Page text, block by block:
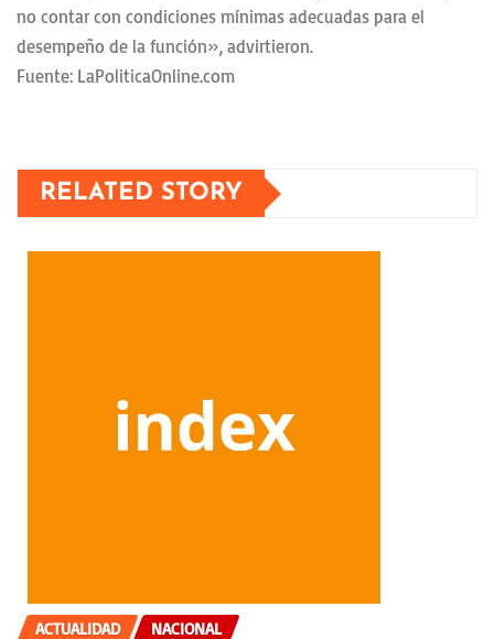
no contar con condiciones mínimas adecuadas para el
desempeño de la función», advirtieron.
Fuente: LaPoliticaOnline.com
RELATED STORY
ACTUALIDAD NACIONAL